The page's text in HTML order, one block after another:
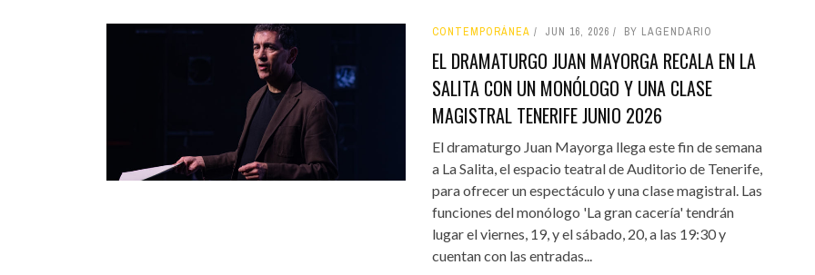
CONTEMPORÁNEA JUN 16, 2026 BY LAGENDARIO
EL DRAMATURGO JUAN MAYORGA RECALA EN LA
SALITA CON UN MONÓLOGO Y UNA CLASE
MAGISTRAL TENERIFE JUNIO 2026
El dramaturgo Juan Mayorga llega este fin de semana
a La Salita, el espacio teatral de Auditorio de Tenerife,
para ofrecer un espectáculo y una clase magistral. Las
funciones del monólogo 'La gran cacería' tendrán
lugar el viernes, 19, y el sábado, 20, a las 19:30 y
cuentan con las entradas...